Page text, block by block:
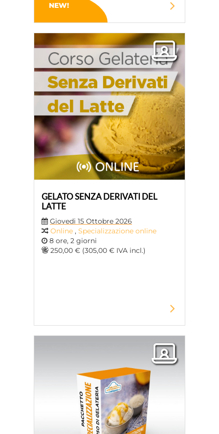
NEW!
GELATO SENZA DERIVATI DEL
LATTE
Giovedi 15 Ottobre 2026
Online , Specializzazione online
8 ore, 2 giorni
250,00 € (305,00 € IVA incl.)